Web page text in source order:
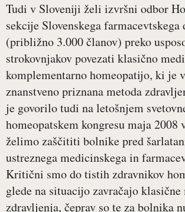
Tudi v Sloveniji želi izvršni odbor
sekcije Slovenskega farmacevtskega
(približno 3.000 članov) preko
strokovnjakov povezati klasično
komplementarno homeopatijo, ki je
znanstveno priznana metoda
je govorilo tudi na letošnjem
homeopatskem kongresu maja
želimo zaščititi bolnike pred
ustreznega medicinskega in
Kritični smo do tistih zdravnikov
glede na situacijo zavračajo klasične
zdravljenja, čeprav so te za bolnika